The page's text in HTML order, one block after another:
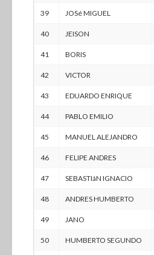
39 JOSé MIGUEL
40 JEISON
41 BORIS
42 VICTOR
43 EDUARDO ENRIQUE
44 PABLO EMILIO
45 MANUEL ALEJANDRO
46 FELIPE ANDRES
47 SEBASTIáN IGNACIO
48 ANDRES HUMBERTO
49 JANO
50 HUMBERTO SEGUNDO